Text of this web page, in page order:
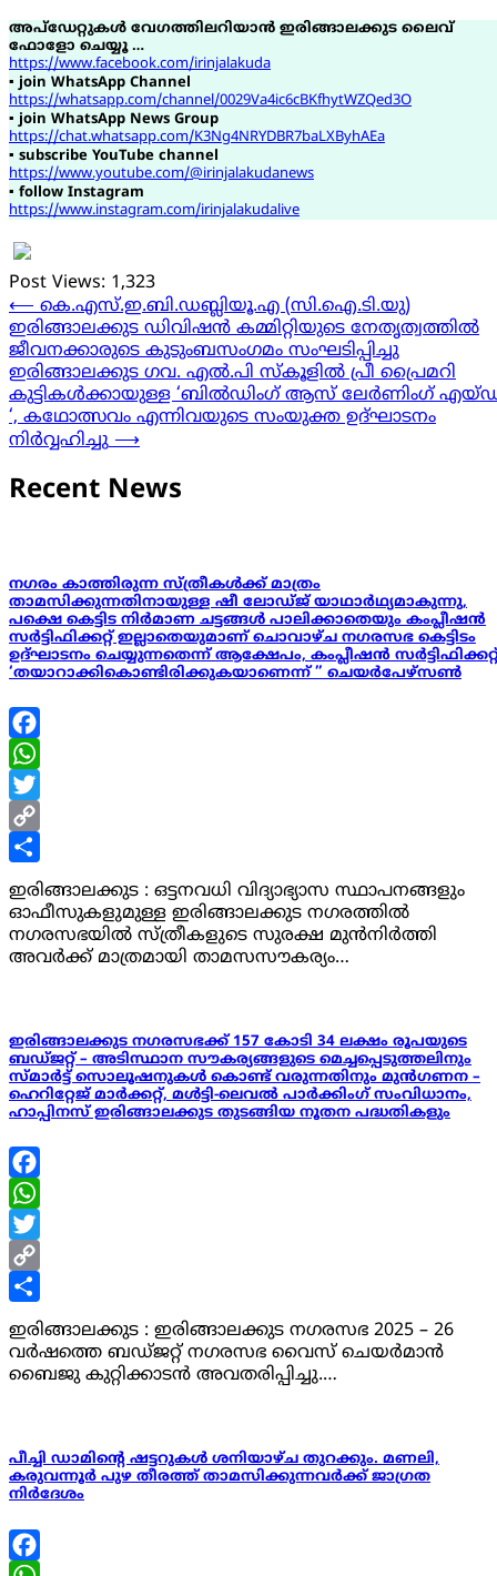
അപ്ഡേറ്റുകൾ വേഗത്തിലറിയാൻ ഇരിങ്ങാലക്കുട ലൈവ്
ഫോളോ ചെയ്യൂ …
https://www.facebook.com/irinjalakuda
▪ join WhatsApp Channel
https://whatsapp.com/channel/0029Va4ic6cBKfhytWZQed3O
▪ join WhatsApp News Group
https://chat.whatsapp.com/K3Ng4NRYDBR7baLXByhAEa
▪ subscribe YouTube channel
https://www.youtube.com/@irinjalakudanews
▪ follow Instagram
https://www.instagram.com/irinjalakudalive
Post Views: 1,323
Post
navigation
⟵ കെ.എസ്.ഇ.ബി.ഡബ്ലിയൂ.എ (സി.ഐ.ടി.യു)
ഇരിങ്ങാലക്കുട ഡിവിഷൻ കമ്മിറ്റിയുടെ നേതൃത്വത്തിൽ
ജീവനക്കാരുടെ കുടുംബസംഗമം സംഘടിപ്പിച്ചു
ഇരിങ്ങാലക്കുട ഗവ. എൽ.പി സ്കൂളിൽ പ്രീ പ്രൈമറി
കുട്ടികൾക്കായുള്ള ‘ബിൽഡിംഗ് ആസ് ലേർണിംഗ്
‘, കഥോത്സവം എന്നിവയുടെ സംയുക്ത ഉദ്‌ഘാടനം
നിർവ്വഹിച്ചു ⟶
Recent News
നഗരം കാത്തിരുന്ന സ്ത്രീകൾക്ക് മാത്രം
താമസിക്കുന്നതിനായുള്ള ഷീ ലോഡ്‌ജ് യാഥാർഥ്യമാകുന്നു,
പക്ഷെ കെട്ടിട നിർമാണ ചട്ടങ്ങൾ പാലിക്കാതെയും കംപ്ലീഷൻ
സർട്ടിഫിക്കറ്റ് ഇല്ലാതെയുമാണ് ചൊവാഴ്ച നഗരസഭ കെട്ടിടം
ഉദ്‌ഘാടനം ചെയ്യുന്നതെന്ന് ആക്ഷേപം, കംപ്ലീഷൻ
‘തയാറാക്കികൊണ്ടിരിക്കുകയാണെന്ന് ” ചെയർപേഴ്സൺ
Facebook
WhatsApp
Twitter
Copy
Link
Share
ഇരിങ്ങാലക്കുട : ഒട്ടനവധി വിദ്യാഭ്യാസ സ്ഥാപനങ്ങളും
ഓഫീസുകളുമുള്ള ഇരിങ്ങാലക്കുട നഗരത്തിൽ
നഗരസഭയിൽ സ്ത്രീകളുടെ സുരക്ഷ മുൻനിർത്തി
അവർക്ക് മാത്രമായി താമസസൗകര്യം…
ഇരിങ്ങാലക്കുട നഗരസഭക്ക് 157 കോടി 34 ലക്ഷം രൂപയുടെ
ബഡ്ജറ്റ് – അടിസ്ഥാന സൗകര്യങ്ങളുടെ മെച്ചപ്പെടുത്തലിനും
സ്മാർട്ട് സൊലൂഷനുകൾ കൊണ്ട് വരുന്നതിനും മുൻഗണന –
ഹെറിറ്റേജ് മാർക്കറ്റ്, മൾട്ടി-ലെവൽ പാർക്കിംഗ് സംവിധാനം,
ഹാപ്പിനസ് ഇരിങ്ങാലക്കുട തുടങ്ങിയ നൂതന പദ്ധതികളും
Facebook
WhatsApp
Twitter
Copy
Link
Share
ഇരിങ്ങാലക്കുട : ഇരിങ്ങാലക്കുട നഗരസഭ 2025 – 26
വർഷത്തെ ബഡ്ജറ്റ് നഗരസഭ വൈസ് ചെയർമാൻ
ബൈജു കുറ്റിക്കാടൻ അവതരിപ്പിച്ചു.…
പീച്ചി ഡാമിൻ്റെ ഷട്ടറുകൾ ശനിയാഴ്ച തുറക്കും. മണലി,
കരുവന്നൂർ പുഴ തീരത്ത് താമസിക്കുന്നവർക്ക് ജാഗ്രത
നിർദേശം